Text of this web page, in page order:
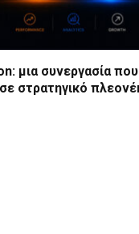
μια συνεργασία
στρατηγικό